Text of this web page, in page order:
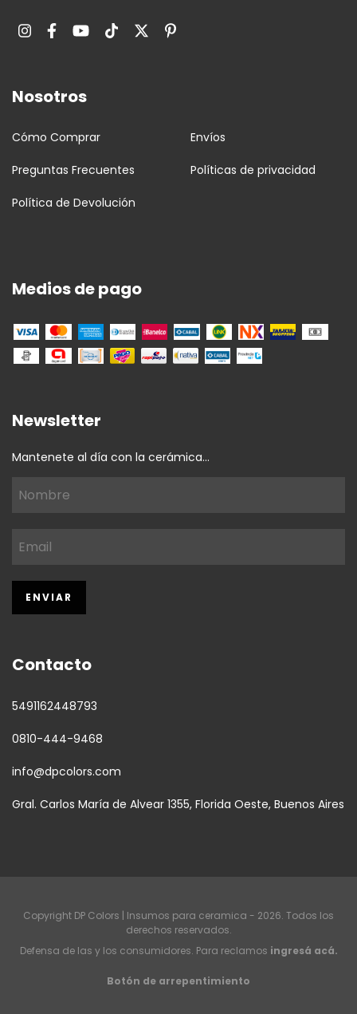
Nosotros
Cómo Comprar Envíos
Preguntas Frecuentes Políticas de privacidad
Política de Devolución
Medios de pago
Newsletter
Mantenete al día con la cerámica...
Contacto
5491162448793
0810-444-9468
info@dpcolors.com
Gral. Carlos María de Alvear 1355, Florida Oeste, Buenos Aires
Copyright DP Colors | Insumos para ceramica - 2026. Todos los
derechos reservados.
Defensa de las y los consumidores. Para reclamos ingresá acá.
Botón de arrepentimiento